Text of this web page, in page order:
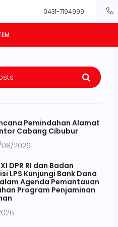
0431-7194999
Pemindahan Alamat
Cabang Cibubur
2026
DPR RI dan Badan
LPS Kunjungi Bank Dana
Agenda Pemantauan
Program Penjaminan